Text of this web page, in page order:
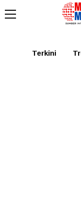
Tabagsel
Terkini